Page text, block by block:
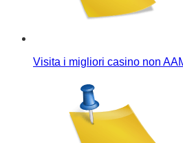
Visita i migliori casino non